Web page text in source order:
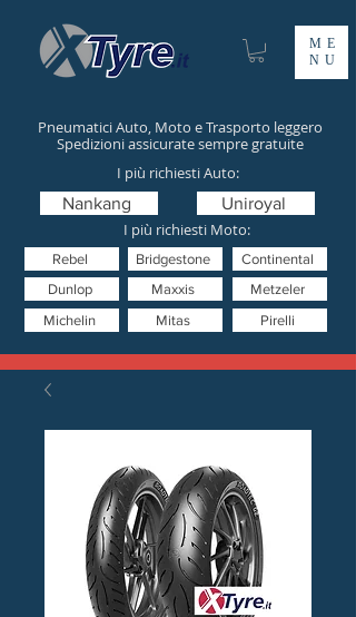
ME
NU
Pneumatici Auto, Moto e Trasporto leggero
Spedizioni assicurate sempre gratuite
I più richiesti Moto:
Mitas
Nankang
Pirelli
Uniroyal
Metzeler
Dunlop
Bridgestone Continental
Michelin
Rebel
I più richiesti Auto:
Maxxis